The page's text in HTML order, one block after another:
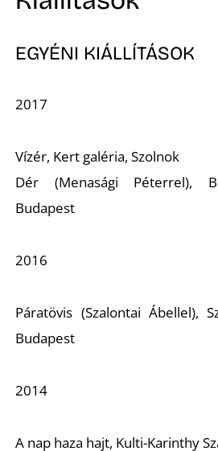
EGYÉNI KIÁLLÍTÁSOK
2017
Vízér, Kert galéria, Szolnok
Dér (Menasági Péterrel),
Budapest
2016
Páratövis (Szalontai Ábellel),
Budapest
2014
A nap haza hajt, Kulti-Karinthy